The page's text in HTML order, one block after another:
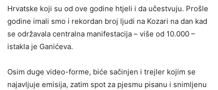
Hrvatske koji su od ove godine htjeli i da učestvuju. Prošle
godine imali smo i rekordan broj ljudi na Kozari na dan kad
se održavala centralna manifestacija – više od 10.000 –
istakla je Ganićeva.
Osim duge video-forme, biće sačinjen i trejler kojim se
najavljuje emisija, zatim spot za pjesmu pisanu i snimljenu